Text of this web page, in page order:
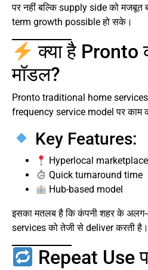
पर नहीं बल्कि supply side को मजबूत
term growth possible हो सके।
क्या है Pronto
मॉडल?
Pronto traditional home
frequency service model पर काम
Key Features:
Hyperlocal marketplace
Quick turnaround time
Hub-based model
इसका मतलब है कि कंपनी शहर के
services को तेजी से deliver करती है।
Repeat Use